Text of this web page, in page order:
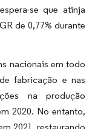
se que atinja
de 0,77% durante
nacionais em todo
fabricação e nas
na produção
2020. No entanto,